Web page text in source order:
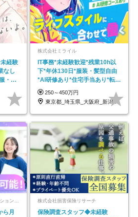
経験
なし
・ネ
株式会社ミライル
IT事務*未経験歓迎*残業10h以
下*年休130日*服装・髪型自由
*AI研修あり*住宅手当あり*転勤
なし
250～450万円
東京都_埼玉県_大阪府_新潟県_福岡県
ら月
株式会社損害保険リサーチ
保険調査スタッフ◆未経験